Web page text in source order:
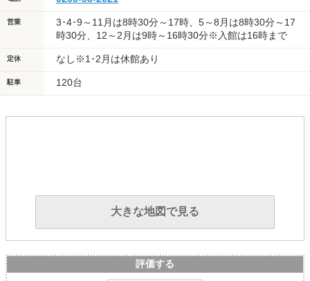
営業
3･4･9～11月は8時30分～17時、5～8月は8時30分～17
時30分、12～2月は9時～16時30分※入館は16時まで
定休 なし※1･2月は休館あり
駐車 120台
大きな地図で見る
評価する